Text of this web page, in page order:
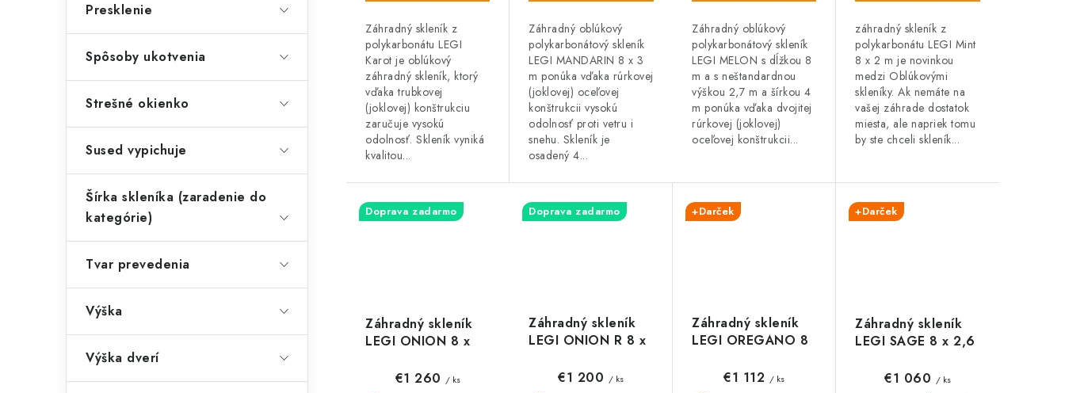
Presklenie
Spôsoby ukotvenia
Strešné okienko
Sused vypichuje
Šírka skleníka (zaradenie do
kategórie)
Tvar prevedenia
Výška
Výška dverí
Záhradný skleník z
polykarbonátu LEGI
Karot je oblúkový
záhradný skleník, ktorý
vďaka trubkovej
(joklovej) konštrukciu
zaručuje vysokú
odolnosť. Skleník vyniká
kvalitou...
Záhradný oblúkový
polykarbonátový skleník
LEGI MANDARIN 8 x 3
m ponúka vďaka rúrkovej
(joklovej) oceľovej
konštrukcii vysokú
odolnosť proti vetru i
snehu. Skleník je
osadený 4...
Záhradný oblúkový
polykarbonátový skleník
LEGI MELON s dĺžkou 8
m a s neštandardnou
výškou 2,7 m a šírkou 4
m ponúka vďaka dvojitej
rúrkovej (joklovej)
oceľovej konštrukcii...
záhradný skleník z
polykarbonátu LEGI Mint
8 x 2 m je novinkou
medzi Oblúkovými
skleníky. Ak nemáte na
vašej záhrade dostatok
miesta, ale napriek tomu
by ste chceli skleník...
Záhradný skleník
LEGI ONION 8 x
Doprava zadarmo
€1 260 / ks
Záhradný skleník
LEGI ONION R 8 x
Doprava zadarmo
€1 200 / ks
Záhradný skleník
LEGI OREGANO 8
+Darček
€1 112 / ks
Záhradný skleník
LEGI SAGE 8 x 2,6
+Darček
€1 060 / ks